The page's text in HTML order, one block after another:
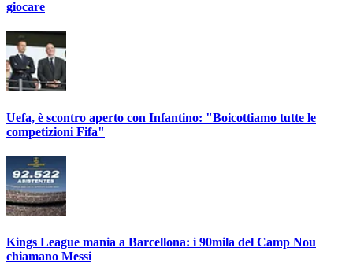
giocare
Uefa, è scontro aperto con Infantino: "Boicottiamo tutte le
competizioni Fifa"
Kings League mania a Barcellona: i 90mila del Camp Nou
chiamano Messi